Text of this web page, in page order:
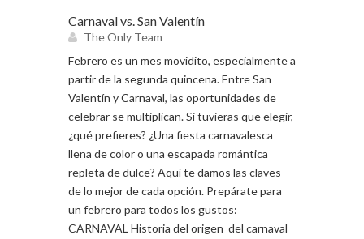
Carnaval vs. San Valentín
The Only Team
Febrero es un mes movidito, especialmente a
partir de la segunda quincena. Entre San
Valentín y Carnaval, las oportunidades de
celebrar se multiplican. Si tuvieras que elegir,
¿qué prefieres? ¿Una fiesta carnavalesca
llena de color o una escapada romántica
repleta de dulce? Aquí te damos las claves
de lo mejor de cada opción. Prepárate para
un febrero para todos los gustos:
CARNAVAL Historia del origen del carnaval